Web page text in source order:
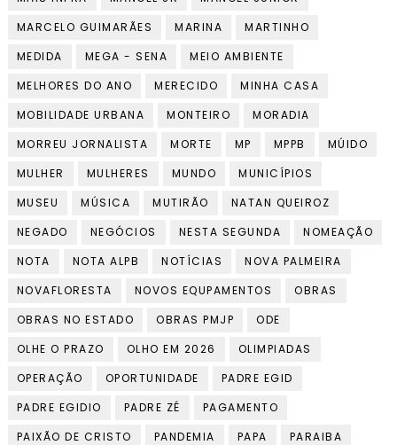
MARCELO GUIMARÃES
MARINA
MARTINHO
MEDIDA
MEGA - SENA
MEIO AMBIENTE
MELHORES DO ANO
MERECIDO
MINHA CASA
MOBILIDADE URBANA
MONTEIRO
MORADIA
MORREU JORNALISTA
MORTE MP MPPB
MÚIDO
MULHER
MULHERES MUNDO
MUNICÍPIOS
MUSEU
MÚSICA MUTIRÃO
NATAN QUEIROZ
NEGADO
NEGÓCIOS NESTA SEGUNDA
NOMEAÇÃO
NOTA
NOTA ALPB NOTÍCIAS
NOVA PALMEIRA
NOVAFLORESTA
NOVOS EQUPAMENTOS
OBRAS
OBRAS NO ESTADO
OBRAS PMJP
ODE
OLHE O PRAZO
OLHO EM 2026
OLIMPIADAS
OPERAÇÃO
OPORTUNIDADE
PADRE EGID
PADRE EGIDIO
PADRE ZÉ
PAGAMENTO
PAIXÃO DE CRISTO
PANDEMIA PAPA
PARAIBA